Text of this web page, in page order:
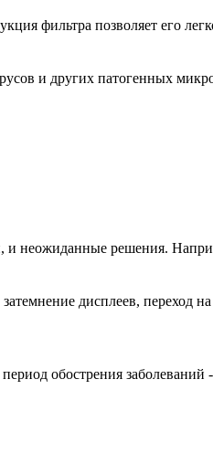
фильтра позволяет его
и других патогенных
и неожиданные решения.
дисплеев, переход
обострения